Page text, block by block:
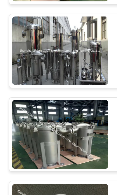
인
용
을
요
구
하
세
요